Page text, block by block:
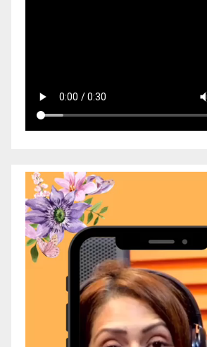
Video
Player